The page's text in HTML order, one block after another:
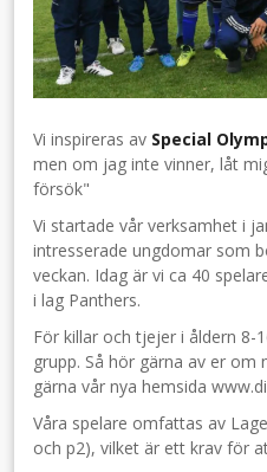
Vi inspireras av Special
men om jag inte vinner, låt
försök"
Vi startade vår verksamhet i
intresserade ungdomar som
veckan. Idag är vi ca 40
i lag Panthers.
För killar och tjejer i åldern 8-
grupp. Så hör gärna av er om
gärna vår nya hemsida
Våra spelare omfattas av
och p2), vilket är ett krav för